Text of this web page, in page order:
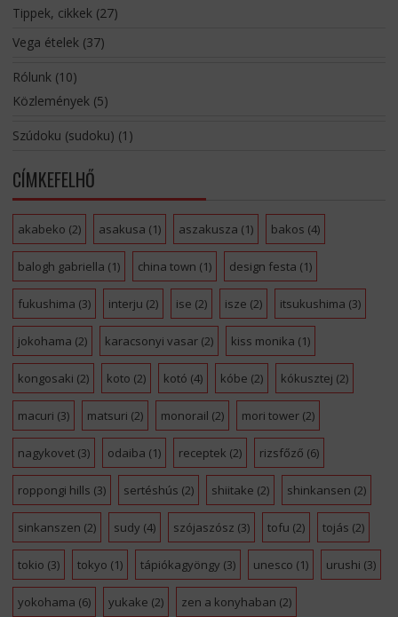
Tippek, cikkek(27)
Vega ételek(37)
Rólunk(10)
Közlemények(5)
Szúdoku (sudoku) (1)
CÍMKEFELHŐ
akabeko (2) asakusa (1) aszakusza (1) bakos (4)
balogh gabriella (1) china town (1) design festa (1)
fukushima (3) interju (2) ise (2) isze (2) itsukushima (3)
jokohama (2) karacsonyi vasar(2) kiss monika (1)
kongosaki (2) koto (2) kotó (4) kóbe (2) kókusztej (2)
macuri (3) matsuri (2) monorail (2) mori tower(2)
nagykovet(3) odaiba (1) receptek (2) rizsfőző (6)
roppongi hills (3) sertéshús (2) shiitake (2) shinkansen (2)
sinkanszen (2) sudy (4) szójaszósz (3) tofu (2) tojás (2)
tokio (3) tokyo (1) tápiókagyöngy (3) unesco (1) urushi (3)
yokohama (6) yukake (2) zen a konyhaban (2)